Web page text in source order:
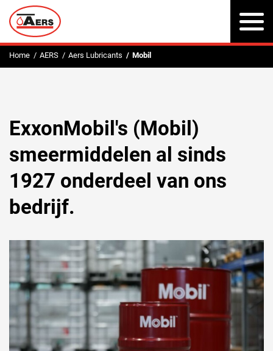
Home AERS Aers Lubricants Mobil
ExxonMobil's (Mobil)
smeermiddelen al sinds
1927 onderdeel van ons
bedrijf.